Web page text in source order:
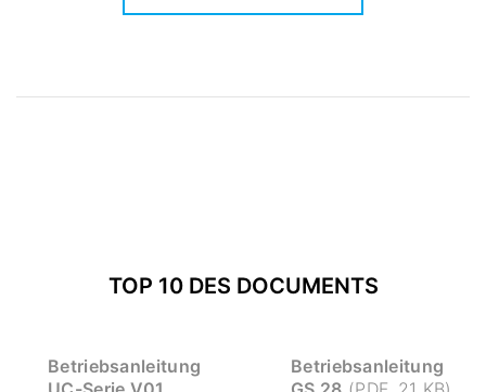
TOP 10 DES DOCUMENTS
Betriebsanleitung
Betriebsanleitung